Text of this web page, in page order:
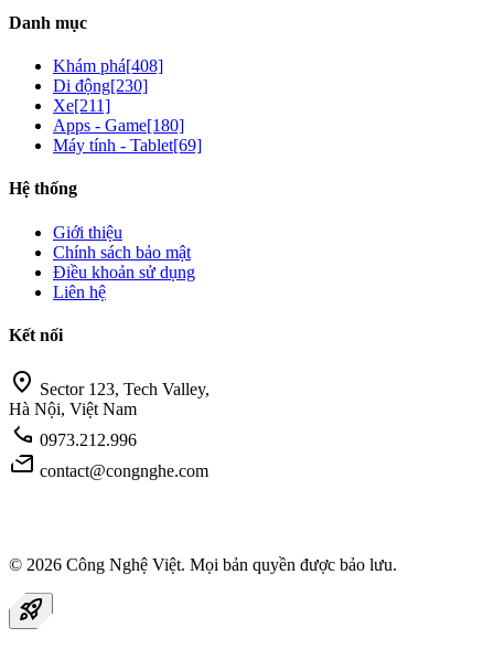
Danh mục
Khám phá[408]
Di động[230]
Xe[211]
Apps - Game[180]
Máy tính - Tablet[69]
Hệ thống
Giới thiệu
Chính sách bảo mật
Điều khoản sử dụng
Liên hệ
Kết nối
location_on Sector 123, Tech Valley,
Hà Nội, Việt Nam
call 0973.212.996
mail contact@congnghe.com
© 2026 Công Nghệ Việt. Mọi bản quyền được bảo lưu.
rocket_launch